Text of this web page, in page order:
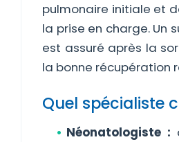
pulmonaire initiale et
la prise en charge. Un
est assuré après la
la bonne récupération
Quel spécialiste
Néonatologiste :